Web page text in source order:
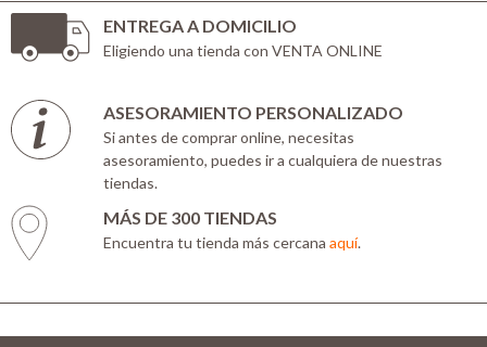
ENTREGA A DOMICILIO
Eligiendo una tienda con VENTA ONLINE
ASESORAMIENTO PERSONALIZADO
Si antes de comprar online, necesitas
asesoramiento, puedes ir a cualquiera de nuestras
tiendas.
MÁS DE 300 TIENDAS
Encuentra tu tienda más cercana aquí.